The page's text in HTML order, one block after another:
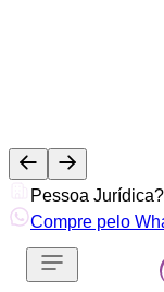
Pessoa Jurídica?
Compre pelo